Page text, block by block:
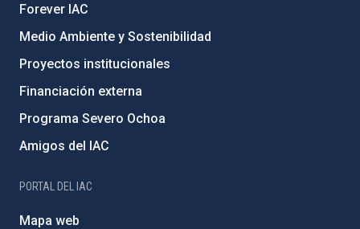
Forever IAC
Medio Ambiente y Sostenibilidad
Proyectos institucionales
Financiación externa
Programa Severo Ochoa
Amigos del IAC
PORTAL DEL IAC
Mapa web